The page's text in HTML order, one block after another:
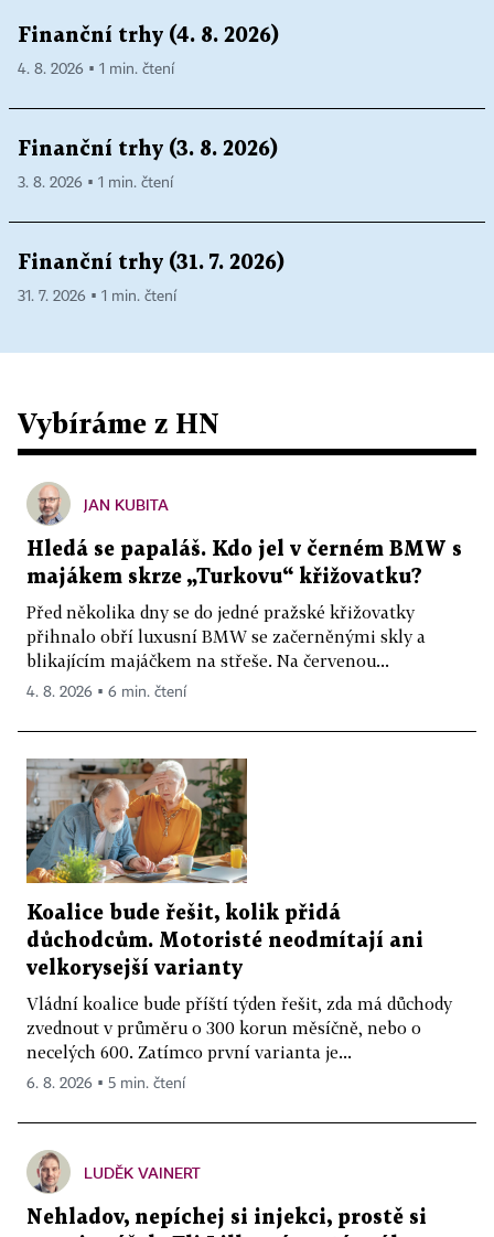
Finanční trhy (4. 8. 2026)
4. 8. 2026 ▪ 1 min. čtení
Finanční trhy (3. 8. 2026)
3. 8. 2026 ▪ 1 min. čtení
Finanční trhy (31. 7. 2026)
31. 7. 2026 ▪ 1 min. čtení
Vybíráme z HN
JAN KUBITA
Hledá se papaláš. Kdo jel v černém BMW s
majákem skrze „Turkovu“ křižovatku?
Před několika dny se do jedné pražské křižovatky
přihnalo obří luxusní BMW se začerněnými skly a
blikajícím majáčkem na střeše. Na červenou...
4. 8. 2026 ▪ 6 min. čtení
Koalice bude řešit, kolik přidá
důchodcům. Motoristé neodmítají ani
velkorysejší varianty
Vládní koalice bude příští týden řešit, zda má důchody
zvednout v průměru o 300 korun měsíčně, nebo o
necelých 600. Zatímco první varianta je...
6. 8. 2026 ▪ 5 min. čtení
LUDĚK VAINERT
Nehladov, nepíchej si injekci, prostě si